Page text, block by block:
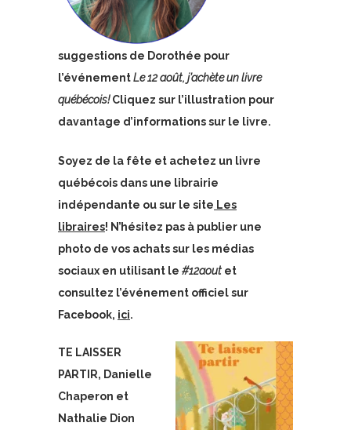
suggestions de Dorothée pour
l’événementLe 12 août, j’achète un livre
québécois!Cliquez sur l’illustration pour
davantage d’informations sur le livre.
Soyez de la fête et achetez un livre
québécois dans une librairie
indépendante ou sur le site Les
libraires! N’hésitez pas à publier une
photo de vos achats sur les médias
sociaux en utilisant le #12aout et
consultez l’événement officiel sur
Facebook, ici.
TE LAISSER
PARTIR, Danielle
Chaperon et
Nathalie Dion